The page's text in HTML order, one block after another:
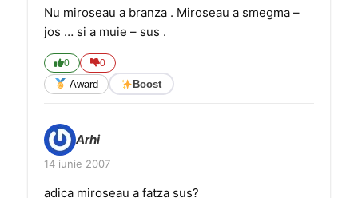
Nu miroseau a branza . Miroseau a smegma –
jos … si a muie – sus .
0 0
Award Boost
Arhi
14 iunie 2007
adica miroseau a fatza sus?